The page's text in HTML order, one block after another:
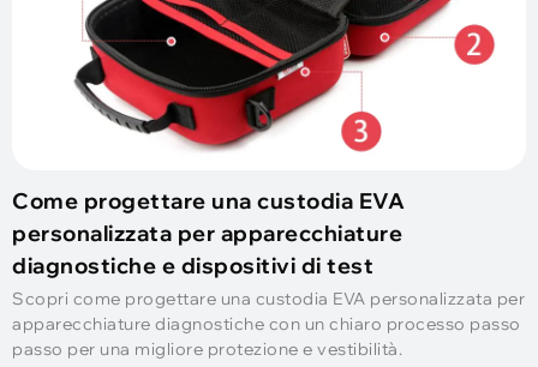
Come progettare una custodia EVA
personalizzata per apparecchiature
diagnostiche e dispositivi di test
Scopri come progettare una custodia EVA personalizzata per
apparecchiature diagnostiche con un chiaro processo passo
passo per una migliore protezione e vestibilità.